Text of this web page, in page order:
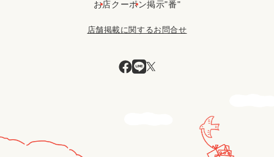
お店クーポン掲示"番"
店舗掲載に関するお問合せ